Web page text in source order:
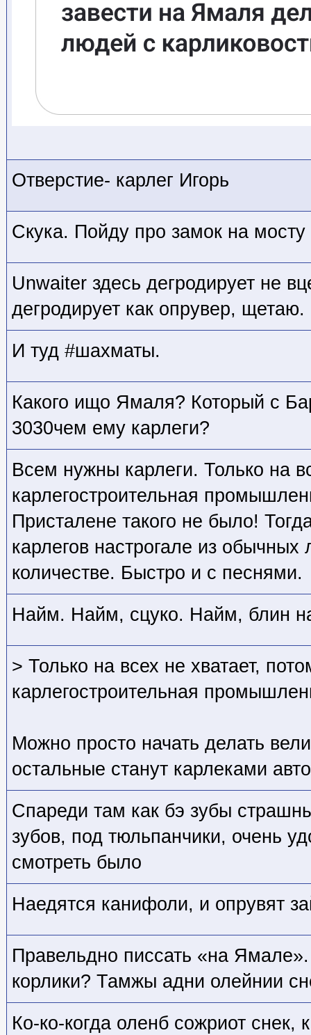
Отверстие- карлег Игорь
Скука. Пойду про замок на мосту
Unwaiter здесь дегродирует не
дегродирует как опрувер, щетаю.
И туд #шахматы.
Какого ищо Ямаля? Который с
3030чем ему карлеги?
Всем нужны карлеги. Только на
карлегостроительная
Присталене такого не было!
карлегов настрогале из
количестве. Быстро и с песнями.
Найм. Найм, сцуко. Найм, блин
> Только на всех не хватает,
карлегостроительная
Можно просто начать делать
остальные станут карлеками
Спареди там как бэ зубы
зубов, под тюльпанчики, очень
смотреть было
Наедятся канифоли, и опрувят
Правельдно писсать «на
корлики? Тамжы адни олейнии
Ко-ко-когда оленб сожриот снек,